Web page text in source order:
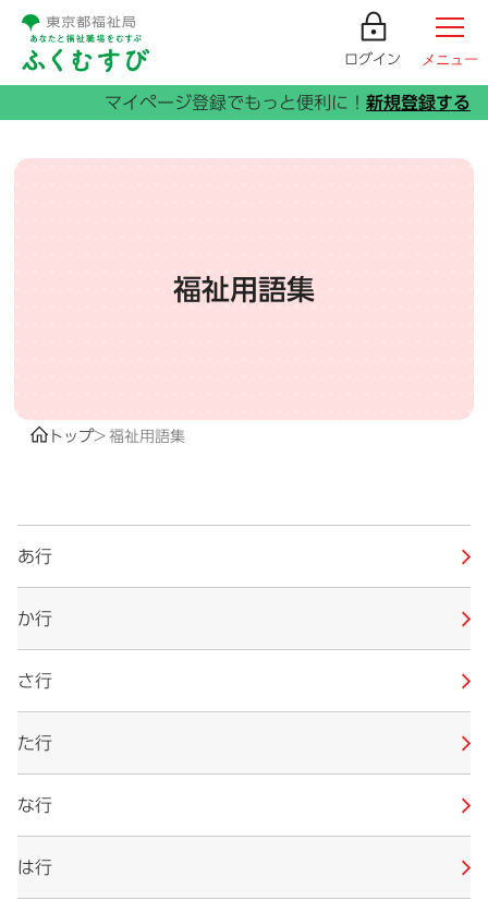
ログイン メニュー
福祉用語集
トップ 福祉用語集
あ行
か行
さ行
た行
な行
は行